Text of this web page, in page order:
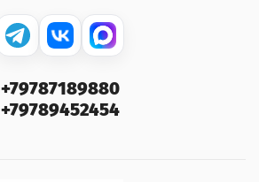
+79787189880
+79789452454